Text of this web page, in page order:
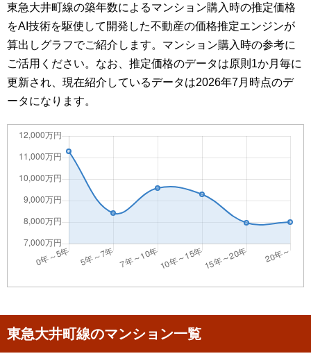
東急大井町線の築年数によるマンション購入時の推定価格
をAI技術を駆使して開発した不動産の価格推定エンジンが
算出しグラフでご紹介します。マンション購入時の参考に
ご活用ください。なお、推定価格のデータは原則1か月毎に
更新され、現在紹介しているデータは2026年7月時点のデ
ータになります。
東急大井町線のマンション一覧